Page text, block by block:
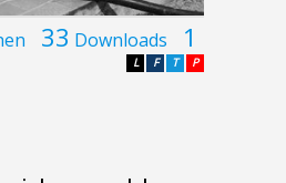
33 Downloads 1
P
T
F
L